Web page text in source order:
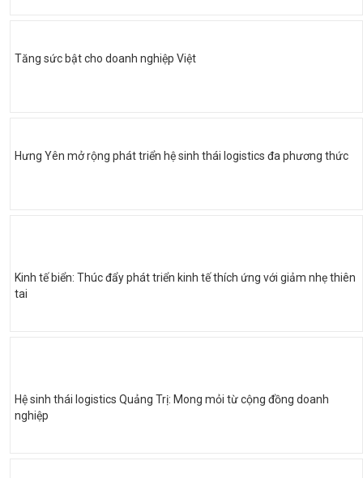
Tăng sức bật cho doanh nghiệp Việt
Hưng Yên mở rộng phát triển hệ sinh thái logistics đa phương thức
Kinh tế biển: Thúc đẩy phát triển kinh tế thích ứng với giảm nhẹ thiên
tai
Hệ sinh thái logistics Quảng Trị: Mong mỏi từ cộng đồng doanh
nghiệp